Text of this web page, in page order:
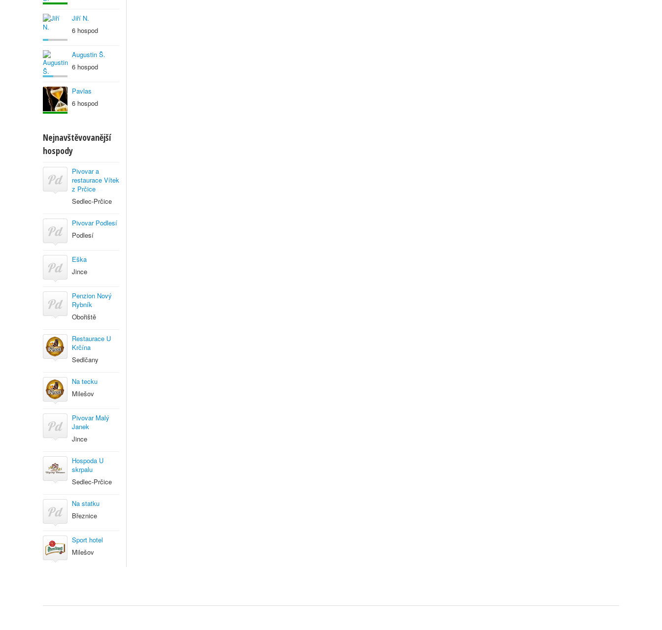
Jiří N.
6 hospod
Augustin Š.
6 hospod
Pavlas
6 hospod
Nejnavštěvovanější
hospody
Pivovar a
restaurace Vítek
z Prčice
Sedlec-Prčice
Pivovar Podlesí
Podlesí
Eška
Jince
Penzion Nový
Rybník
Obořiště
Restaurace U
Krčína
Sedlčany
Na tecku
Milešov
Pivovar Malý
Janek
Jince
Hospoda U
skrpalu
Sedlec-Prčice
Na statku
Březnice
Sport hotel
Milešov